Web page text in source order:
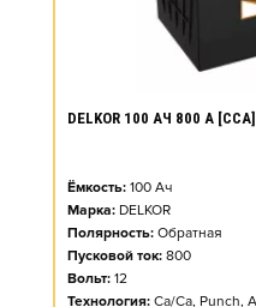
DELKOR 100 АЧ 800 А
Ёмкость: 100 Ач
Марка: DELKOR
Полярность: Обратная
Пусковой ток: 800
Вольт: 12
Технология: Ca/Ca, Punch,